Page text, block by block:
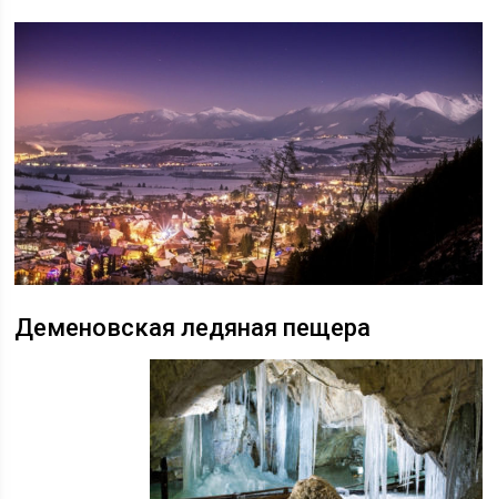
Деменовская ледяная пещера